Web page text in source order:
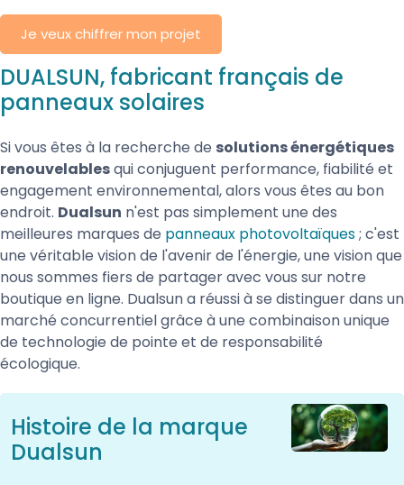
Je veux chiffrer mon projet
DUALSUN, fabricant français de
panneaux solaires
Si vous êtes à la recherche de solutions énergétiques
renouvelablesqui conjuguent performance, fiabilité et
engagement environnemental, alors vous êtes au bon
endroit. Dualsun n'est pas simplement une des
meilleures marques de panneaux photovoltaïques; c'est
une véritable vision de l'avenir de l'énergie, une vision que
nous sommes fiers de partager avec vous sur notre
boutique en ligne. Dualsun a réussi à se distinguer dans un
marché concurrentiel grâce à une combinaison unique
de technologie de pointe et de responsabilité
écologique.
Histoire de la marque
Dualsun